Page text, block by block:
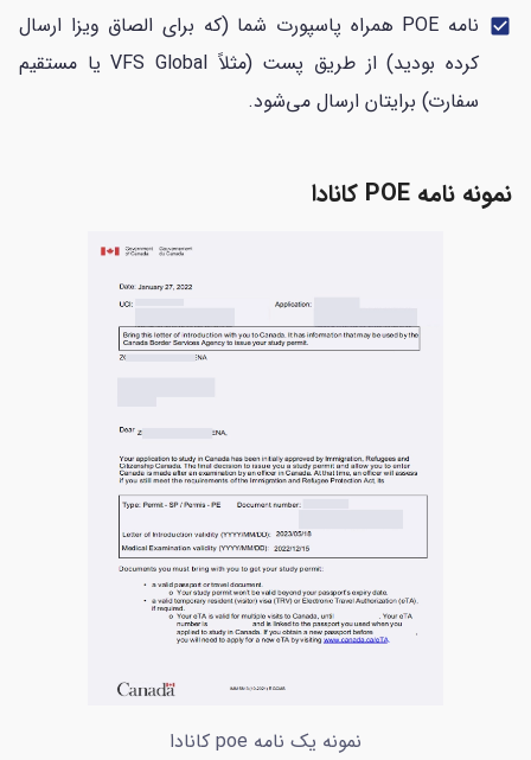
check_box
نامه POE همراه پاسپورت شما (که برای الصاق ویزا ارسال
کرده بودید) از طریق پست (مثلاً VFS Global یا مستقیم
سفارت) برایتان ارسال می‌شود.
نمونه نامه POE کانادا
نمونه یک نامه poe کانادا